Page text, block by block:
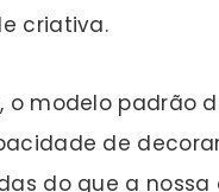
criativa.
o modelo padrão
de
do que a